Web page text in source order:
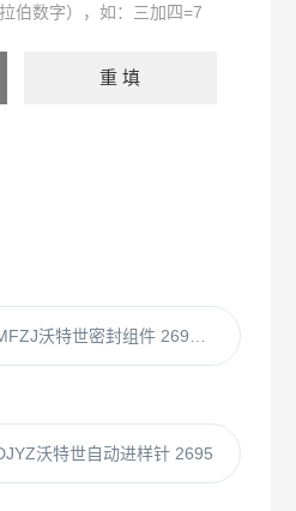
伯数字），如：三加四=7
沃特世自动进样针 2695